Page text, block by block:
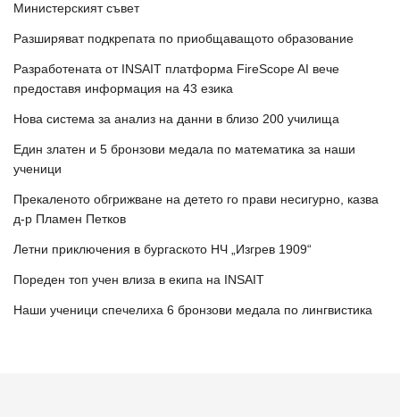
Министерският съвет
Разширяват подкрепата по приобщаващото образование
Разработената от INSAIT платформа FireScope AI вече
предоставя информация на 43 езика
Нова система за анализ на данни в близо 200 училища
Един златен и 5 бронзови медала по математика за наши
ученици
Прекаленото обгрижване на детето го прави несигурно, казва
д-р Пламен Петков
Летни приключения в бургаското НЧ „Изгрев 1909“
Пореден топ учен влиза в екипа на INSAIT
Наши ученици спечелиха 6 бронзови медала по лингвистика